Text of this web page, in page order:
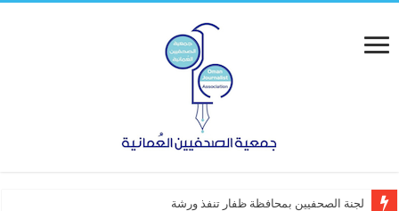
لجنة الصحفيين بمحافظة ظفار تنفذ ورشة عمل “أساسيات الت